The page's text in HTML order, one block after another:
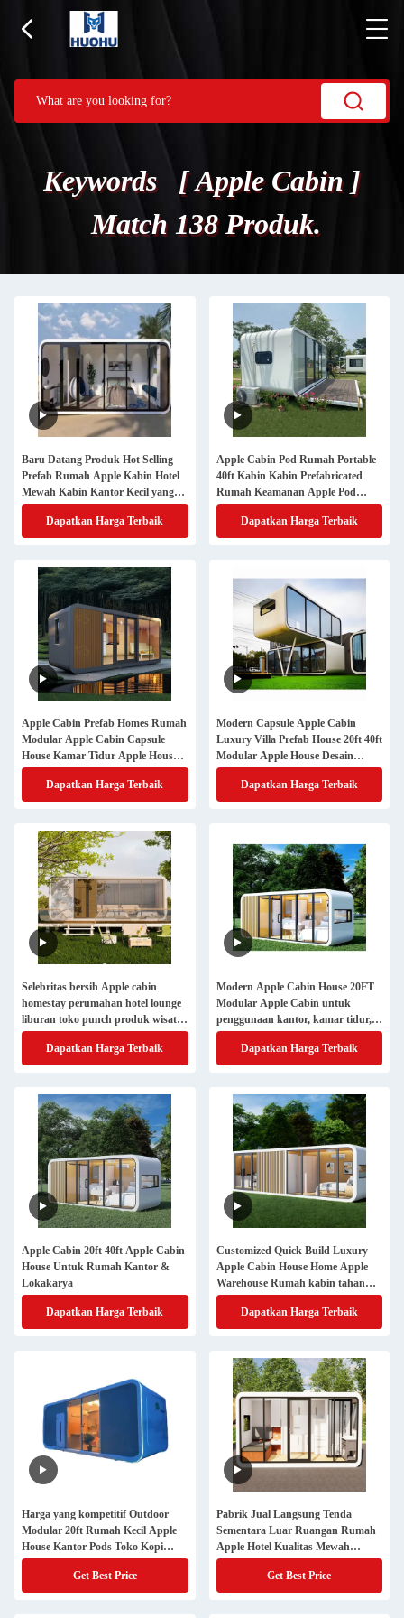
Keywords [ Apple Cabin ]
Match 138 Produk.
Baru Datang Produk Hot Selling
Prefab Rumah Apple Kabin Hotel
Mewah Kabin Kantor Kecil yang
Disesuaikan Apple Homes
Container
Dapatkan Harga Terbaik
Apple Cabin Pod Rumah Portable
40ft Kabin Kabin Prefabricated
Rumah Keamanan Apple Pod
Shower Toilet
Dapatkan Harga Terbaik
Apple Cabin Prefab Homes Rumah
Modular Apple Cabin Capsule
House Kamar Tidur Apple House
Dengan Teras
Dapatkan Harga Terbaik
Modern Capsule Apple Cabin
Luxury Villa Prefab House 20ft 40ft
Modular Apple House Desain
Modern Kabin Baja Apple
Dapatkan Harga Terbaik
Selebritas bersih Apple cabin
homestay perumahan hotel lounge
liburan toko punch produk wisata
budaya kantor Apple cabin
Dapatkan Harga Terbaik
Modern Apple Cabin House 20FT
Modular Apple Cabin untuk
penggunaan kantor, kamar tidur,
dapur, dan kamar mandi
Dapatkan Harga Terbaik
Apple Cabin 20ft 40ft Apple Cabin
House Untuk Rumah Kantor &
Lokakarya
Dapatkan Harga Terbaik
Customized Quick Build Luxury
Apple Cabin House Home Apple
Warehouse Rumah kabin tahan
lama
Dapatkan Harga Terbaik
Harga yang kompetitif Outdoor
Modular 20ft Rumah Kecil Apple
House Kantor Pods Toko Kopi
Apartemen Mewah Apple Cabin
Rumah TinggalGet Best Price
Pabrik Jual Langsung Tenda
Sementara Luar Ruangan Rumah
Apple Hotel Kualitas Mewah
Taman Rumah Kaca Siap Dibuat
Kabin AppleGet Best Price